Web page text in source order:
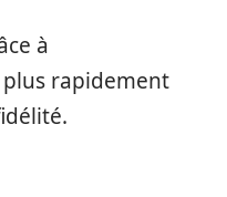
à
rapidement